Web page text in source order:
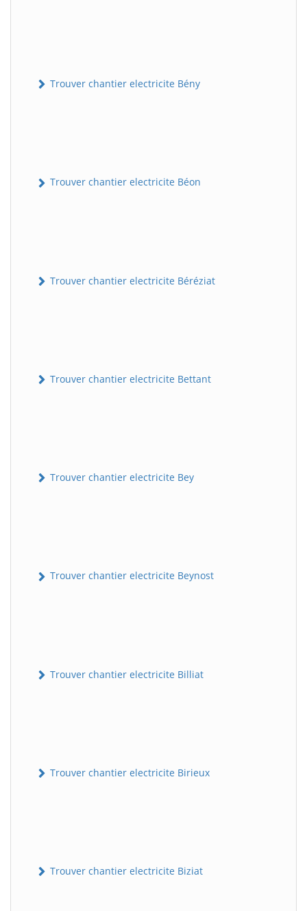
Trouver chantier electricite Bény
Trouver chantier electricite Béon
Trouver chantier electricite Béréziat
Trouver chantier electricite Bettant
Trouver chantier electricite Bey
Trouver chantier electricite Beynost
Trouver chantier electricite Billiat
Trouver chantier electricite Birieux
Trouver chantier electricite Biziat